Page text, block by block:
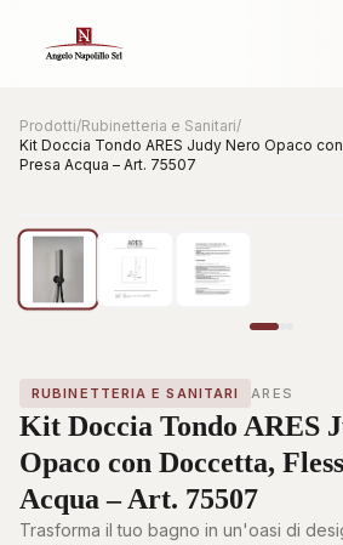
IT EN DE
+39 0827 64265
VIA SPARANIELLI 3, NUSCO
Prodotti/Rubinetteria e Sanitari/
Kit Doccia Tondo ARES Judy Nero Opaco
Presa Acqua – Art. 75507
IN EVIDENZA
RUBINETTERIA E SANITARI ARES
Kit Doccia Tondo ARES
Opaco con Doccetta,
Acqua – Art. 75507
Trasforma il tuo bagno in un'oasi di